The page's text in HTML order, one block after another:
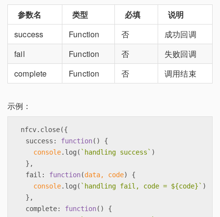
参数名
类型 必填
说明
success
Function 否
成功回调
fail
Function 否
失败回调
complete
Function 否 调用结束
示例：
nfcv.close({
success : function( ) {
console.log( `handling success` )
  },
fail : function(data, code) {
console.log( `handling fail, code = ${code} ` )
  },
complete: function( ) {